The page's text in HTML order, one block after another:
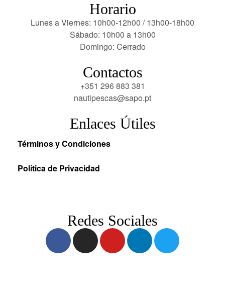
Horario
Lunes a Viernes: 10h00-12h00 / 13h00-18h00
Sábado: 10h00 a 13h00
Domingo: Cerrado
Contactos
+351 296 883 381
nautipescas@sapo.pt
Enlaces Útiles
Términos y Condiciones
Política de Privacidad
Redes Sociales